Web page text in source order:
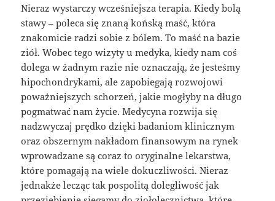
Nieraz wystarczy wcześniejsza terapia. Kiedy bolą
stawy – poleca się znaną końską maść, która
znakomicie radzi sobie z bólem. To maść na bazie
ziół. Wobec tego wizyty u medyka, kiedy nam coś
dolega w żadnym razie nie oznaczają, że jesteśmy
hipochondrykami, ale zapobiegają rozwojowi
poważniejszych schorzeń, jakie mogłyby na długo
pogmatwać nam życie. Medycyna rozwija się
nadzwyczaj prędko dzięki badaniom klinicznym
oraz obszernym nakładom finansowym na rynek
wprowadzane są coraz to oryginalne lekarstwa,
które pomagają na wiele dokuczliwości. Nieraz
jednakże lecząc tak pospolitą dolegliwość jak